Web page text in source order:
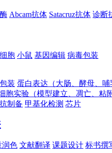
Abcam抗体 Satacruz抗体 诊断
细胞 小鼠 基因编辑 病毒包装
装 蛋白表达（大肠、酵母、
胞实验（模型建立、凋亡、粘
制备 甲基化检测 芯片
润色 文献翻译 课题设计 标书撰